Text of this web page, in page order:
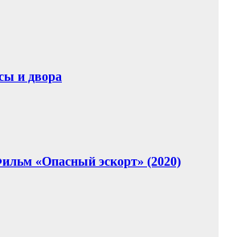
и двора
«Опасный эскорт» (2020)